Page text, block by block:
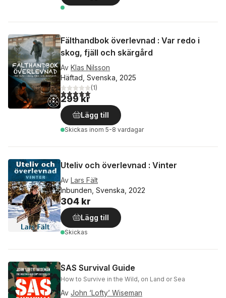
Fälthandbok överlevnad : Var redo i
skog, fjäll och skärgård
Av Klas Nilsson
Häftad, Svenska, 2025
5,0utav 5 stjärnor. Totalt antal röster:
(1)
299 kr
Lägg till
Skickas inom 5-8 vardagar
Uteliv och överlevnad : Vinter
Av Lars Fält
Inbunden, Svenska, 2022
304 kr
Lägg till
Skickas
SAS Survival Guide
How to Survive in the Wild, on Land or Sea
Av John ‘Lofty’ Wiseman